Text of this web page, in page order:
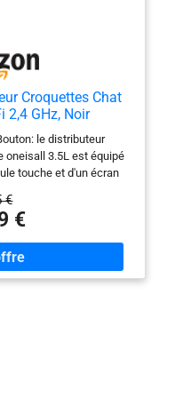
Croquettes Chat
2,4 GHz, Noir
le distributeur
oneisall 3.5L est équipé
touche et d'un écran
et élimine les boutons
une expérience
Contrôle des Portions
rotatif unique, le
pour chats peut
pour chats).
€
€